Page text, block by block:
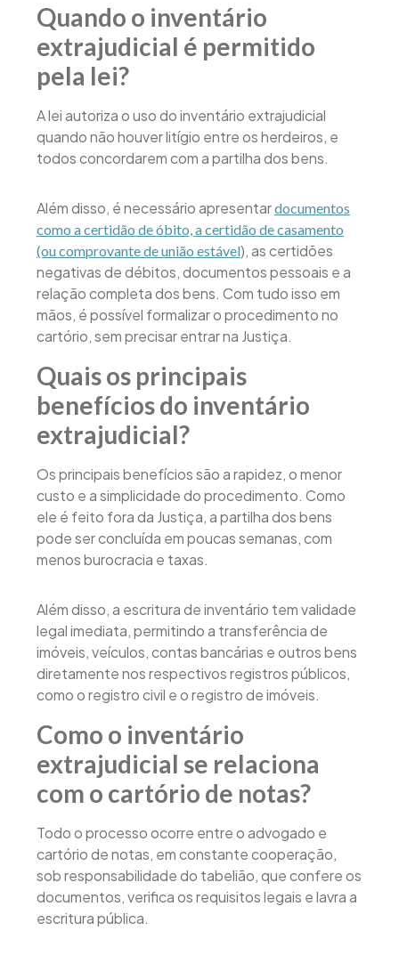
Quando o inventário
extrajudicial é permitido
pela lei?
A lei autoriza o uso do inventário extrajudicial
quando não houver litígio entre os herdeiros, e
todos concordarem com a partilha dos bens.
Além disso, é necessário apresentardocumentos
como a certidão de óbito, a certidão de casamento
(ou comprovante de união estável), as certidões
negativas de débitos, documentos pessoais e a
relação completa dos bens. Com tudo isso em
mãos, é possível formalizar o procedimento no
cartório, sem precisar entrar na Justiça.
Quais os principais
benefícios do inventário
extrajudicial?
Os principais benefícios são a rapidez, o menor
custo e a simplicidade do procedimento. Como
ele é feito fora da Justiça, a partilha dos bens
pode ser concluída em poucas semanas, com
menos burocracia e taxas.
Além disso, a escritura de inventário tem validade
legal imediata, permitindo a transferência de
imóveis, veículos, contas bancárias e outros bens
diretamente nos respectivos registros públicos,
como o registro civil e o registro de imóveis.
Como o inventário
extrajudicial se relaciona
com o cartório de notas?
Todo o processo ocorre entre o advogado e
cartório de notas, em constante cooperação,
sob responsabilidade do tabelião, que confere os
documentos, verifica os requisitos legais e lavra a
escritura pública.